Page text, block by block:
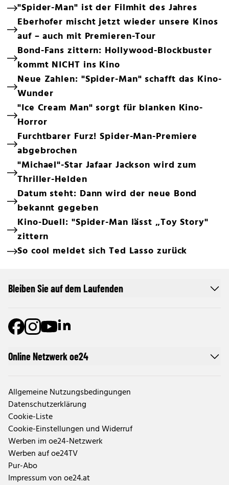
"Spider-Man" ist der Filmhit des Jahres
Eberhofer mischt jetzt wieder unsere Kinos
auf – auch mit Premieren-Tour
Bond-Fans zittern: Hollywood-Blockbuster
kommt NICHT ins Kino
Neue Zahlen: "Spider-Man" schafft das Kino-
Wunder
"Ice Cream Man" sorgt für blanken Kino-
Horror
Furchtbarer Furz! Spider-Man-Premiere
abgebrochen
"Michael"-Star Jafaar Jackson wird zum
Thriller-Helden
Datum steht: Dann wird der neue Bond
bekannt gegeben
Kino-Duell: "Spider-Man lässt „Toy Story"
zittern
So cool meldet sich Ted Lasso zurück
Online Netzwerk oe24
Allgemeine Nutzungsbedingungen
Datenschutzerklärung
Cookie-Liste
Cookie-Einstellungen und Widerruf
Werben im oe24-Netzwerk
Werben auf oe24TV
Pur-Abo
Impressum von oe24.at
Bleiben Sie auf dem Laufenden